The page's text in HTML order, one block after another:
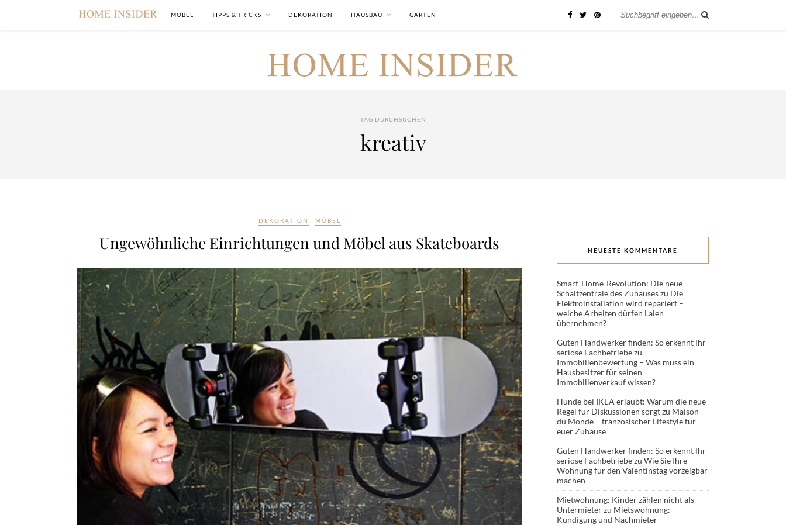
MÖBEL TIPPS & TRICKS DEKORATION HAUSBAU GARTEN
TAG DURCHSUCHEN
kreativ
DEKORATION MÖBEL
Ungewöhnliche Einrichtungen und Möbel aus Skateboards NEUESTE KOMMENTARE
Smart-Home-Revolution: Die neue
Schaltzentrale des Zuhauseszu Die
Elektroinstallation wird repariert –
welche Arbeiten dürfen Laien
übernehmen?
Guten Handwerker finden: So erkennt Ihr
seriöse Fachbetriebezu
Immobilienbewertung – Was muss ein
Hausbesitzer für seinen
Immobilienverkauf wissen?
Hunde bei IKEA erlaubt: Warum die neue
Regel für Diskussionen sorgtzu Maison
du Monde – französischer Lifestyle für
euer Zuhause
Guten Handwerker finden: So erkennt Ihr
seriöse Fachbetriebezu Wie Sie Ihre
Wohnung für den Valentinstag vorzeigbar
machen
Mietwohnung: Kinder zählen nicht als
Untermieterzu Mietswohnung:
Kündigung und Nachmieter